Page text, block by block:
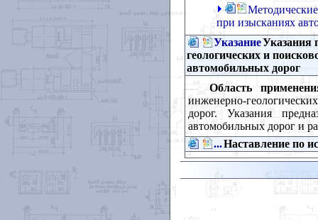
при изысканиях
УказаниеУказания
геологических и
автомобильных дорог
Область
инженерно-
дорог. Указания
автомобильных дорог и
...Наставление по